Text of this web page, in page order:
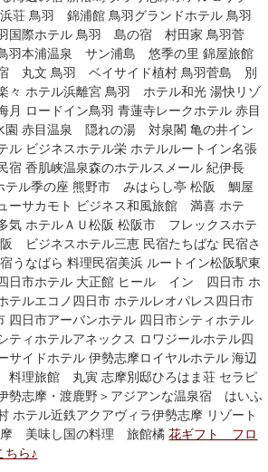
荘 鳥羽 錦浦館 鳥羽グランドホテル 鳥羽
国際ホテル 鳥羽 島の宿 村田家 鳥羽菅
羽本浦温泉 サン浦島 悠季の里 錦屋旅館
丸文 鳥羽 ベイサイド植村 鳥羽菅島 別
々 ホテル浜離宮 鳥羽 ホテル和光 湯快リゾ
ロードイン鳥羽 青蓮寺レークホテル 赤目
園 赤目温泉 隠れの湯 対泉閣 亀の井イン
ル ビジネスホテル栄 ホテルルートイン名張
宿 香肌峡温泉森のホテルスメール 紀伊長
ル季の座 熊野市 みはらし亭 松阪 鯛屋
ーサカモト ビジネス和風旅館 満喜 ホテ
気 ホテルＡＵ松阪 松阪市 フレックスホテ
ビジネスホテル三恵 民宿たちばな 民宿さ
うなばら 料理民宿美浜 ルートイン松阪駅東
日市ホテル 大正館 ヒール イン 四日市 ホ
テルエコノ四日市 ホテルレオパレス四日市
四日市アーバンホテル 四日市シティホテル
ティホテルアネックス ロワジールホテル四
イドホテル 伊勢志摩ロイヤルホテル 海辺
理旅館 丸寅 志摩別邸ひろはま荘 セラピ
勢志摩・渡鹿野＞アジアンな温泉宿 はいふ
ホテル近鉄アクアヴィラ伊勢志摩 リゾート
摩 美味し国の料理 旅館橘花ギフト フロ
ら♪